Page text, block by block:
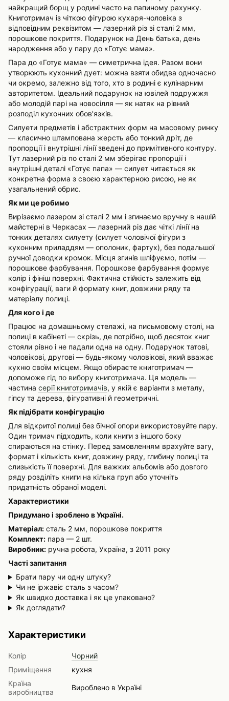
найкращий борщ у родині часто на папиному рахунку.
Книготримач із чіткою фігурою кухаря-чоловіка з
відповідним реквізитом — лазерний різ зі сталі 2 мм,
порошкове покриття. Подарунок на День батька, день
народження або у пару до «Готує мама».
Пара до «Готує мама» — симетрична ідея. Разом вони
утворюють кухонний дует: можна взяти обидва одночасно
чи окремо, залежно від того, хто в родині є кулінарним
авторитетом. Ідеальний подарунок на ювілей подружжя
або молодій парі на новосілля — як натяк на рівний
розподіл кухонних обов'язків.
Силуети предметів і абстрактних форм на масовому ринку
— класично штампована жерсть або тонкий дріт, де
пропорції і внутрішні лінії зведені до примітивного контуру.
Тут лазерний різ по сталі 2 мм зберігає пропорції і
внутрішні деталі «Готує папа» — силует читається як
конкретна форма з своєю характерною рисою, не як
узагальнений обрис.
Як ми це робимо
Вирізаємо лазером зі сталі 2 мм і згинаємо вручну в нашій
майстерні в Черкасах — лазерний різ дає чіткі лінії на
тонких деталях силуету (силует чоловічої фігури з
кухонним приладдям — ополоник, фартух), без подальшої
ручної доводки кромок. Місця згинів шліфуємо, потім —
порошкове фарбування. Порошкове фарбування формує
колір і фініш поверхні. Фактична стійкість залежить від
конфігурації, ваги й формату книг, довжини ряду та
матеріалу полиці.
Для кого і де
Працює на домашньому стелажі, на письмовому столі, на
полиці в кабінеті — скрізь, де потрібно, щоб десяток книг
стояли рівно і не падали одна на одну. Подарунок татові,
чоловікові, другові — будь-якому чоловікові, який вважає
кухню своїм місцем. Якщо обираєте книготримач —
допоможе гід по вибору книготримача. Ця модель —
частина серії книготримачів, у якій є варіанти з металу,
гіпсу та дерева, фігуративні й геометричні.
Як підібрати конфігурацію
Для відкритої полиці без бічної опори використовуйте пару.
Один тримач підходить, коли книги з іншого боку
спираються на стінку. Перед замовленням врахуйте вагу,
формат і кількість книг, довжину ряду, глибину полиці та
слизькість її поверхні. Для важких альбомів або довгого
ряду розділіть книги на кілька груп або уточніть
придатність обраної моделі.
Характеристики
Придумано і зроблено в Україні.
Матеріал: сталь 2 мм, порошкове покриття
Комплект: пара — 2 шт.
Виробник: ручна робота, Україна, з 2011 року
Часті запитання
Брати пару чи одну штуку?
Чи не іржавіє сталь з часом?
Як швидко доставка і як це упаковано?
Як доглядати?
Характеристики
Колір
Чорний
Приміщення
кухня
Країна
виробництва
Вироблено в Україні